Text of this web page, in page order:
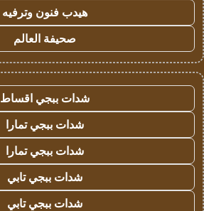
هيدب فنون وترفيه
صحيفة العالم
شدات ببجي اقساط
شدات ببجي تمارا
شدات ببجي تمارا
شدات ببجي تابي
شدات ببجي تابي